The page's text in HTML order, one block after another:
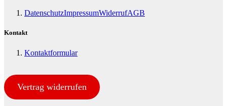
DatenschutzImpressumWiderrufAGB
Kontakt
Kontaktformular
Vertrag widerrufen